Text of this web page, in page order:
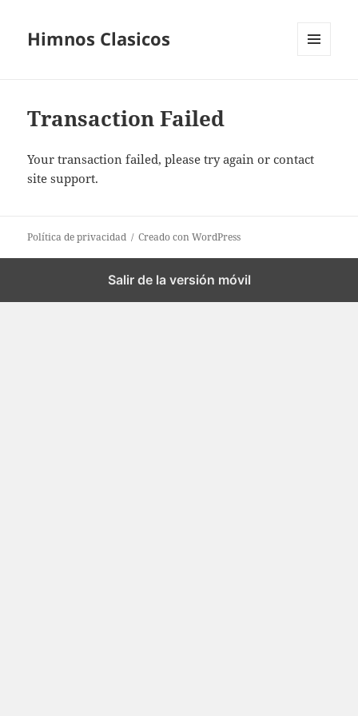
Himnos Clasicos
Transaction Failed
Your transaction failed, please try again or contact
site support.
Política de privacidad Creado con WordPress
Salir de la versión móvil